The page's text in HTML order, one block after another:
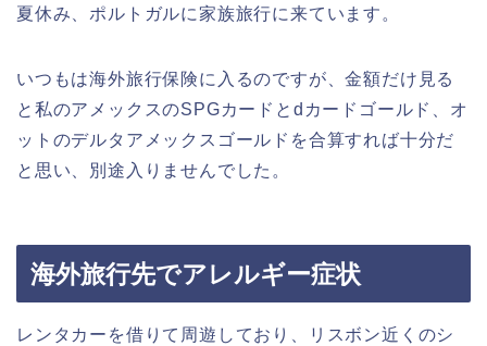
夏休み、ポルトガルに家族旅行に来ています。
いつもは海外旅行保険に入るのですが、金額だけ見る
と私のアメックスのSPGカードとdカードゴールド、オ
ットのデルタアメックスゴールドを合算すれば十分だ
と思い、別途入りませんでした。
海外旅行先でアレルギー症状
レンタカーを借りて周遊しており、リスボン近くのシ